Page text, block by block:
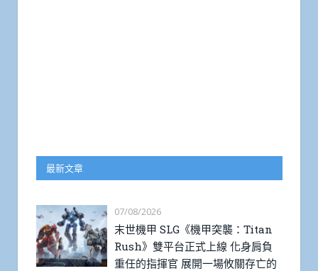
最新文章
07/08/2026
末世機甲 SLG《機甲突襲：Titan
Rush》雙平台正式上線 化身肩負
重任的指揮官 展開一場攸關存亡的